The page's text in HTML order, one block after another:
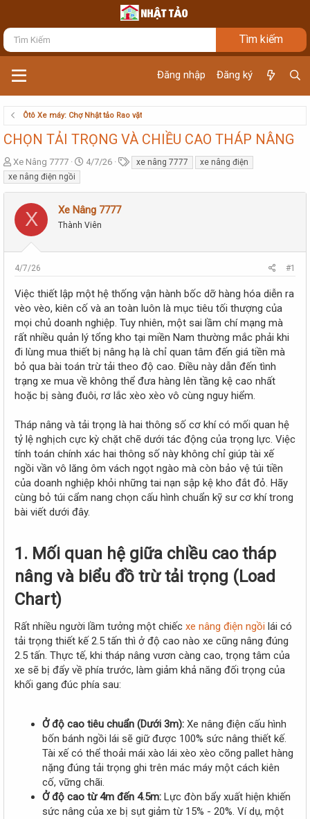
Đăng nhập Đăng ký
Ôtô Xe máy: Chợ Nhật tảo Rao vặt
CHỌN TẢI TRỌNG VÀ CHIỀU CAO THÁP NÂNG
T
h
r
a
d
e
r
Xe Nâng 7777
N
g
ử
4/7/26 xe nâng 7777
xe nâng điện
xe nâng điện ngồi
X Xe Nâng 7777
Thành Viên
4/7/26 #1
Việc thiết lập một hệ thống vận hành bốc dỡ hàng hóa diễn ra
vèo vèo, kiên cố và an toàn luôn là mục tiêu tối thượng của
mọi chủ doanh nghiệp. Tuy nhiên, một sai lầm chí mạng mà
rất nhiều quản lý tổng kho tại miền Nam thường mắc phải khi
đi lùng mua thiết bị nâng hạ là chỉ quan tâm đến giá tiền mà
bỏ qua bài toán trừ tải theo độ cao. Điều này dẫn đến tình
trạng xe mua về không thể đưa hàng lên tầng kệ cao nhất
hoặc bị sàng đuôi, rơ lắc xèo xèo vô cùng nguy hiểm.
Tháp nâng và tải trọng là hai thông số cơ khí có mối quan hệ
tỷ lệ nghịch cực kỳ chặt chẽ dưới tác động của trọng lực. Việc
tính toán chính xác hai thông số này không chỉ giúp tài xế
ngồi vần vô lăng ôm vách ngọt ngào mà còn bảo vệ túi tiền
của doanh nghiệp khỏi những tai nạn sập kệ kho đắt đỏ. Hãy
cùng bỏ túi cẩm nang chọn cấu hình chuẩn kỹ sư cơ khí trong
bài viết dưới đây.
1. Mối quan hệ giữa chiều cao tháp
nâng và biểu đồ trừ tải trọng (Load
Chart)​
Rất nhiều người lầm tưởng một chiếc xe nâng điện ngồi lái có
tải trọng thiết kế 2.5 tấn thì ở độ cao nào xe cũng nâng đúng
2.5 tấn. Thực tế, khi tháp nâng vươn càng cao, trọng tâm của
xe sẽ bị đẩy về phía trước, làm giảm khả năng đối trọng của
khối gang đúc phía sau:
Ở độ cao tiêu chuẩn (Dưới 3m): Xe nâng điện cấu hình
bốn bánh ngồi lái sẽ giữ được 100% sức nâng thiết kế.
Tài xế có thể thoải mái xào lái xèo xèo cõng pallet hàng
nặng đúng tải trọng ghi trên mác máy một cách kiên
cố, vững chãi.
Ở độ cao từ 4m đến 4.5m: Lực đòn bẩy xuất hiện khiến
sức nâng của xe bị sụt giảm từ 15% - 20%. Ví dụ, một